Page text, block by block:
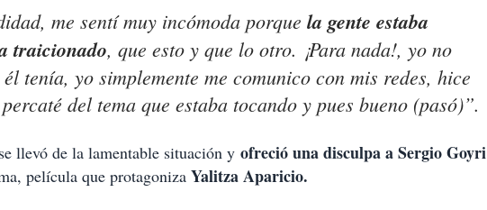
me sentí muy incómoda porque la gente estaba
traicionado, que esto y que lo otro. ¡Para nada!, yo no
tenía, yo simplemente me comunico con mis redes, hice
del tema que estaba tocando y pues bueno (pasó)”.
llevó de la lamentable situación y ofreció una disculpa a Sergio Goyri
película que protagoniza Yalitza Aparicio.